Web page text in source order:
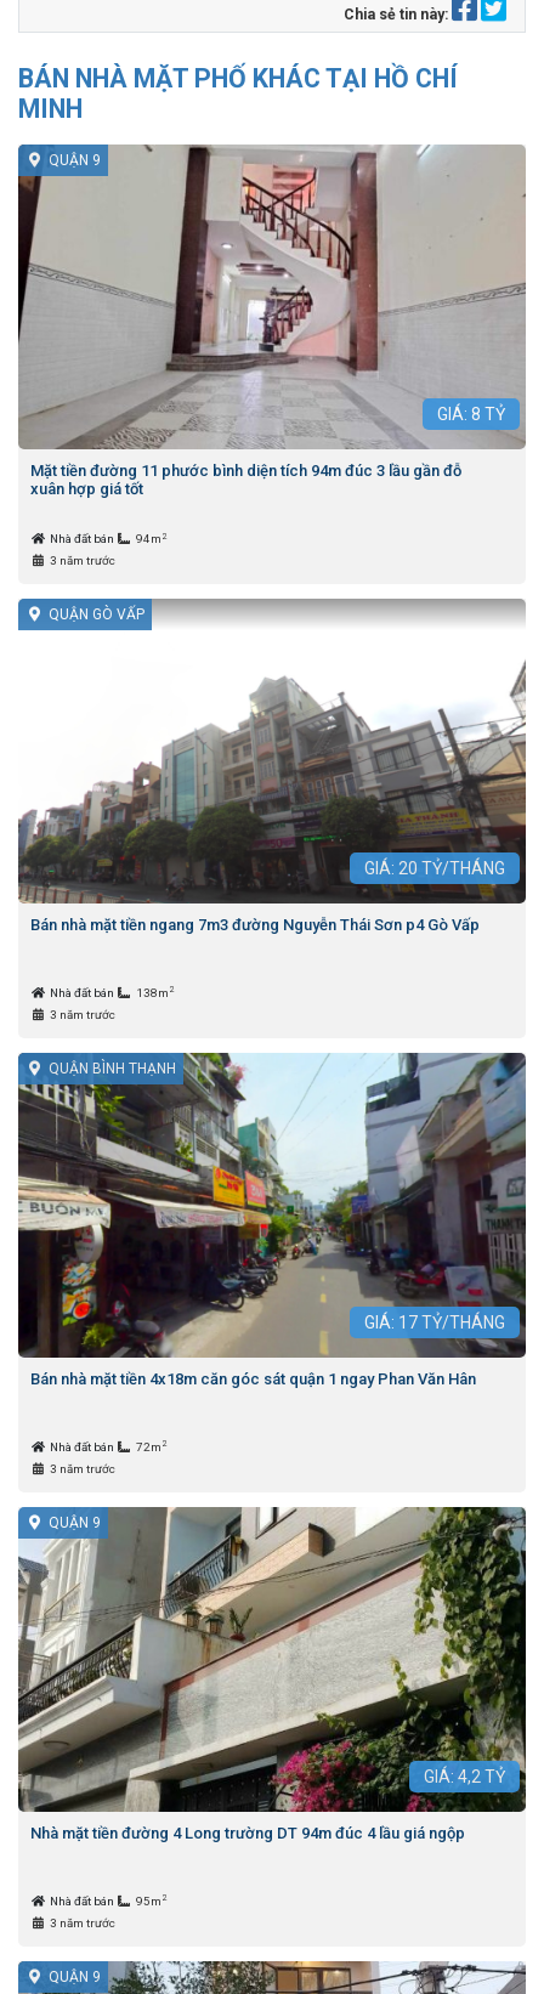
Chia sẻ tin này:
BÁN NHÀ MẶT PHỐ KHÁC TẠI HỒ CHÍ
MINH
QUẬN 9
GIÁ: 8 TỶ
Mặt tiền đường 11 phước bình diện tích 94m đúc 3 lầu gần đỗ
xuân hợp giá tốt
Nhà đất bán 94m 2
3 năm trước
QUẬN GÒ VẤP
GIÁ: 20 TỶ/THÁNG
Bán nhà mặt tiền ngang 7m3 đường Nguyễn Thái Sơn p4 Gò Vấp
Nhà đất bán 138m 2
3 năm trước
QUẬN BÌNH THẠNH
GIÁ: 17TỶ/THÁNG
Bán nhà mặt tiền 4x18m căn góc sát quận 1 ngay Phan Văn Hân
Nhà đất bán 72m 2
3 năm trước
QUẬN 9
GIÁ: 4,2 TỶ
Nhà mặt tiền đường 4 Long trường DT 94m đúc 4 lầu giá ngộp
Nhà đất bán 95m 2
3 năm trước
QUẬN 9